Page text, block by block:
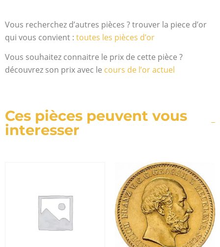
Vous recherchez d’autres pièces ? trouver la piece d’or
qui vous convient : toutes les pièces d’or
Vous souhaitez connaitre le prix de cette pièce ?
découvrez son prix avec le cours de l’or actuel
Ces pièces peuvent vous
interesser